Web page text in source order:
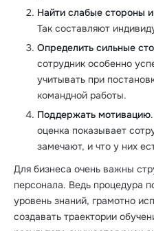
Найти слабые стороны
Так составляют
Определить сильные
сотрудник особенно
учитывать при
командной работы.
Поддержать мотивацию
оценка показывает
замечают, и что у них
Для бизнеса очень важны
персонала. Ведь процедура
уровень знаний, грамотно
создавать траектории